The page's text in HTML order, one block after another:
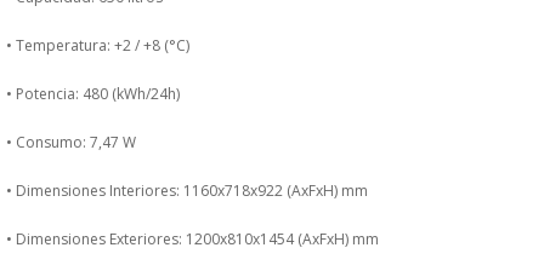
MAQUINARIA FRIA
MENAJE DE COCINA
MAQUINARIA OTROS
• Temperatura: +2 / +8 (°C)
• Potencia: 480 (kWh/24h)
• Consumo: 7,47 W
• Dimensiones Interiores: 1160x718x922 (AxFxH) mm
• Dimensiones Exteriores: 1200x810x1454 (AxFxH) mm